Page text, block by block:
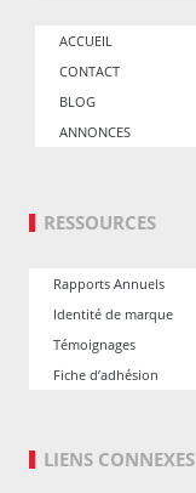
ACCUEIL
CONTACT
BLOG
ANNONCES
RESSOURCES
Rapports Annuels
Identité de marque
Témoignages
Fiche d’adhésion
LIENS CONNEXES